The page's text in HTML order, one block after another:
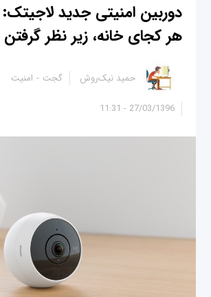
دوربین امنیتی جدید
هر کجای خانه، زیر نظر
27/03/1396 - 11:31
حمید نیک‌روش گجت امنیت